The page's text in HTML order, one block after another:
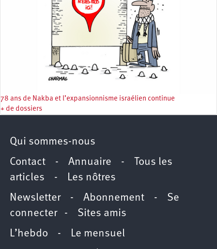
78 ans de Nakba et l’expansionnisme israélien continue
+ de dossiers
Qui sommes-nous
Contact - Annuaire -
Tous les
articles - Les nôtres
Newsletter- Abonnement - Se
connecter- Sites amis
L’hebdo - Le mensuel